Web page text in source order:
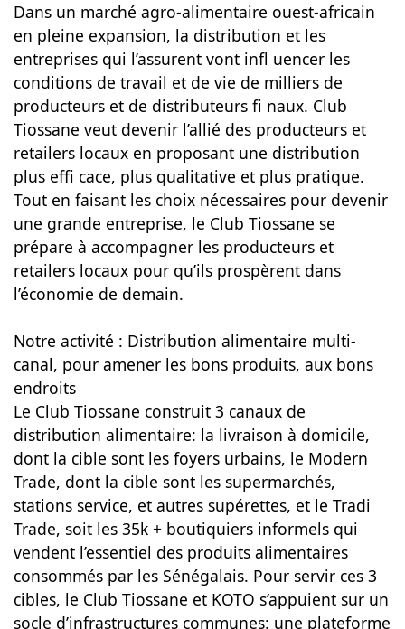
Dans un marché agro-alimentaire ouest-africain
en pleine expansion, la distribution et les
entreprises qui l’assurent vont infl uencer les
conditions de travail et de vie de milliers de
producteurs et de distributeurs fi naux. Club
Tiossane veut devenir l’allié des producteurs et
retailers locaux en proposant une distribution
plus effi cace, plus qualitative et plus pratique.
Tout en faisant les choix nécessaires pour devenir
une grande entreprise, le Club Tiossane se
prépare à accompagner les producteurs et
retailers locaux pour qu’ils prospèrent dans
l’économie de demain.
Notre activité : Distribution alimentaire multi-
canal, pour amener les bons produits, aux bons
endroits
Le Club Tiossane construit 3 canaux de
distribution alimentaire: la livraison à domicile,
dont la cible sont les foyers urbains, le Modern
Trade, dont la cible sont les supermarchés,
stations service, et autres supérettes, et le Tradi
Trade, soit les 35k + boutiquiers informels qui
vendent l’essentiel des produits alimentaires
consommés par les Sénégalais. Pour servir ces 3
cibles, le Club Tiossane et KOTO s’appuient sur un
socle d’infrastructures communes: une plateforme